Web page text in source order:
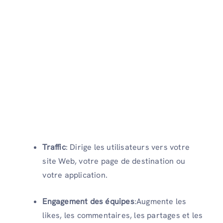
Traffic: Dirige les utilisateurs vers votre
site Web, votre page de destination ou
votre application.
Engagement des équipes:Augmente les
likes, les commentaires, les partages et les